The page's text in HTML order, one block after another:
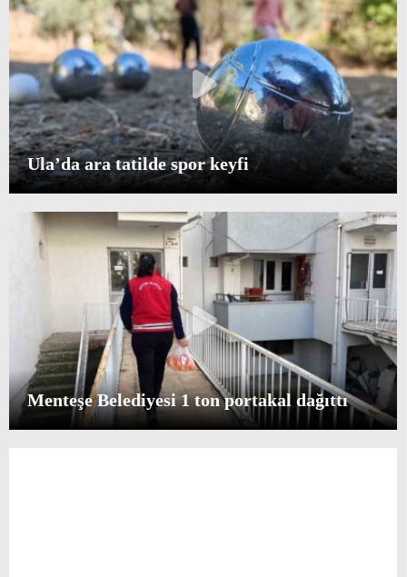
Ula’da ara tatilde spor keyfi
Menteşe Belediyesi 1 ton portakal dağıttı